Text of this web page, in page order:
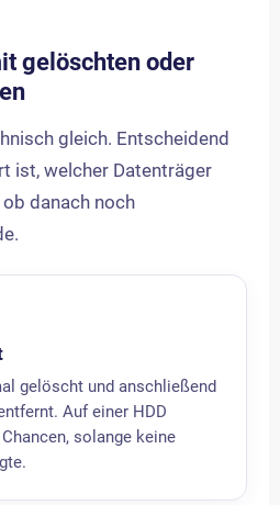
gelöschten oder
gleich. Entscheidend
ist, welcher Datenträger
danach noch
gelöscht und anschließend
Auf einer HDD
solange keine